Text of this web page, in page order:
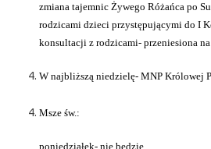
zmiana tajemnic Żywego Różańca po
rodzicami dzieci przystępującymi do I
konsultacji z rodzicami- przeniesiona
W najbliższą niedzielę- MNP Królowej
Msze św.:
poniedziałek- nie będzie